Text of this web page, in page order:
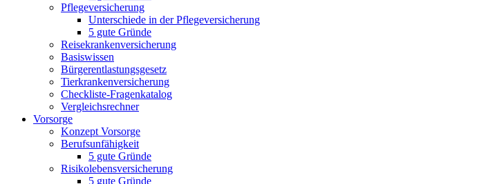
Pflegeversicherung
Unterschiede in der Pflegeversicherung
5 gute Gründe
Reisekrankenversicherung
Basiswissen
Bürgerentlastungsgesetz
Tierkrankenversicherung
Checkliste-Fragenkatalog
Vergleichsrechner
Vorsorge
Konzept Vorsorge
Berufsunfähigkeit
5 gute Gründe
Risikolebensversicherung
5 gute Gründe